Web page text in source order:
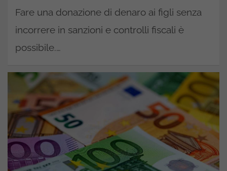
Fare una donazione di denaro ai figli senza
incorrere in sanzioni e controlli fiscali è
possibile.…